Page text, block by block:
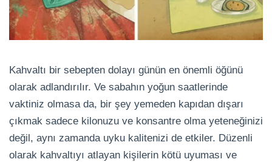
Kahvaltı bir sebepten dolayı günün en önemli öğünü
olarak adlandırılır. Ve sabahın yoğun saatlerinde
vaktiniz olmasa da, bir şey yemeden kapıdan dışarı
çıkmak sadece kilonuzu ve konsantre olma yeteneğinizi
değil, aynı zamanda uyku kalitenizi de etkiler. Düzenli
olarak kahvaltıyı atlayan kişilerin kötü uyuması ve